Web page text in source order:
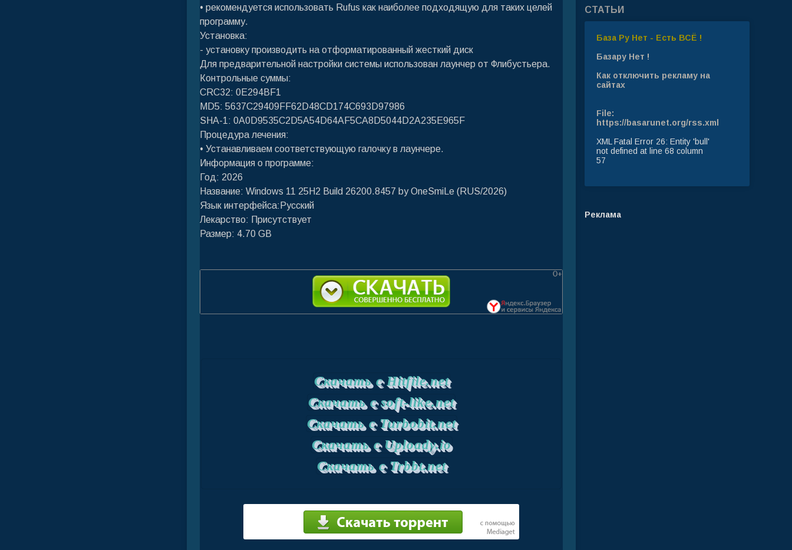
• рекомендуется использовать Rufus как наиболее подходящую для таких целей
программу.
Установка:
- установку производить на отформатированный жесткий диск
Для предварительной настройки системы использован лаунчер от Флибустьера.
Контрольные суммы:
CRC32: 0E294BF1
MD5: 5637C29409FF62D48CD174C693D97986
SHA-1: 0A0D9535C2D5A54D64AF5CA8D5044D2A235E965F
Процедура лечения:
• Устанавливаем соответствующую галочку в лаунчере.
Информация о программе:
Год: 2026
Название: Windows 11 25H2 Build 26200.8457 by OneSmiLe (RUS/2026)
Язык интерфейса:Русский
Лекарство: Присутствует
Размер: 4.70 GB
Скачать с Hitfile.net
Скачать с soft-like.net
Скачать с Turbobit.net
Скачать с Uploady.io
Скачать с Trbbt.net
СТАТЬИ
База Ру Нет - Есть ВСЁ !
Базару Нет !
Как отключить рекламу на
сайтах
File:
https://basarunet.org/rss.xml
XML Fatal Error 26: Entity 'bull'
not defined at line 68 column
57
Реклама